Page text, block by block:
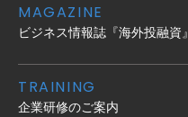
MAGAZINE
ビジネス情報誌『海外投融資』
TRAINING
企業研修のご案内